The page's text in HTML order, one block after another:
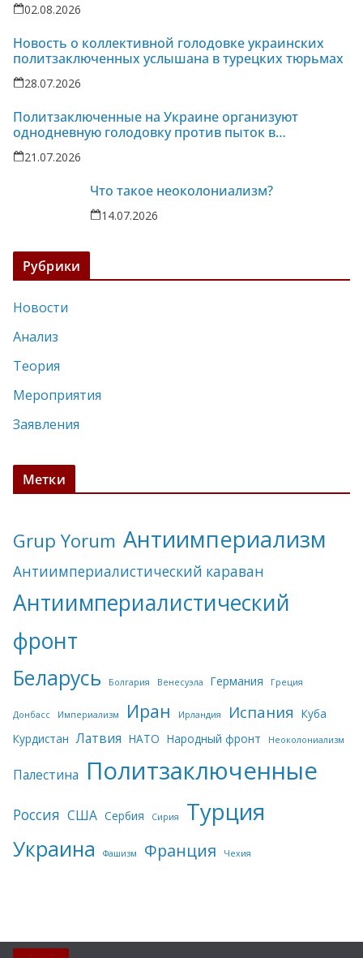
02.08.2026
Новость о коллективной голодовке украинских
политзаключенных услышана в турецких тюрьмах
28.07.2026
Политзаключенные на Украине организуют
однодневную голодовку против пыток в
колонии-86
21.07.2026
Что такое неоколониализм?
14.07.2026
Рубрики
Новости
Анализ
Теория
Мероприятия
Заявления
Метки
Grup Yorum Антиимпериализм
Антиимпериалистический караван
Антиимпериалистический
фронт
Беларусь Болгария Венесуэла Германия Греция
Донбасс Империализм Иран Ирландия Испания Куба
Курдистан Латвия НАТО Народный фронт Неоколониализм
Палестина Политзаключенные
Россия США Сербия Сирия Турция
Украина Фашизм Франция Чехия